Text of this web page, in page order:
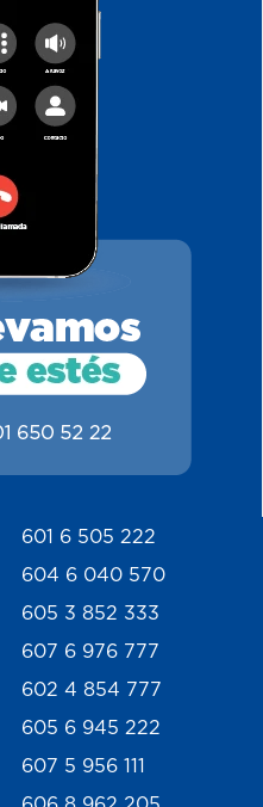
601 6 505 222
604 6 040 570
605 3 852 333
607 6 976 777
602 4 854 777
605 6 945 222
607 5 956 111